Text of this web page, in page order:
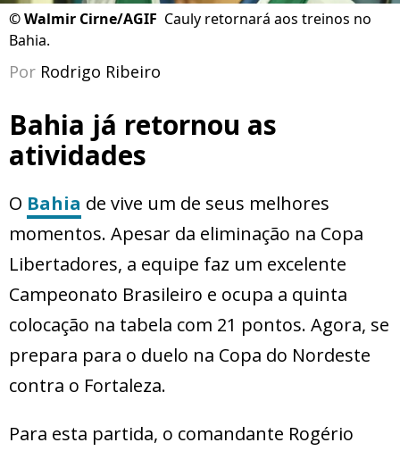
©Walmir Cirne/AGIF Cauly retornará aos treinos no
Bahia.
Por Rodrigo Ribeiro
Bahia já retornou as
atividades
O Bahia de vive um de seus melhores
momentos. Apesar da eliminação na Copa
Libertadores, a equipe faz um excelente
Campeonato Brasileiro e ocupa a quinta
colocação na tabela com 21 pontos. Agora, se
prepara para o duelo na Copa do Nordeste
contra o Fortaleza.
Para esta partida, o comandante Rogério